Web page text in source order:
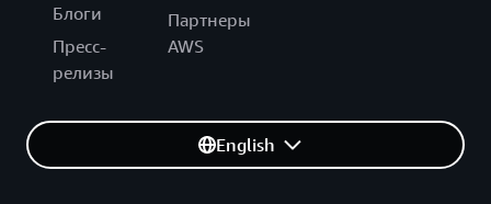
Блоги
Пресс-
релизы
Партнеры
AWS
English